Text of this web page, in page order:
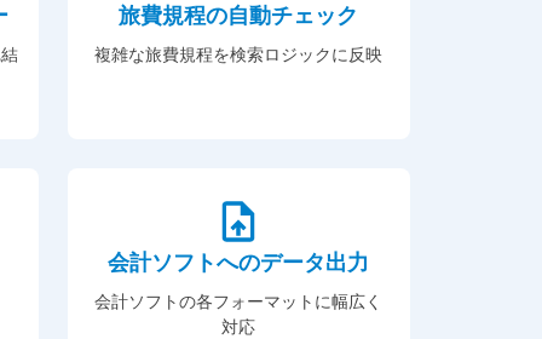
旅費規程の自動チェック
複雑な旅費規程を検索ロジックに反映
会計ソフトへのデータ出力
会計ソフトの各フォーマットに幅広く
対応